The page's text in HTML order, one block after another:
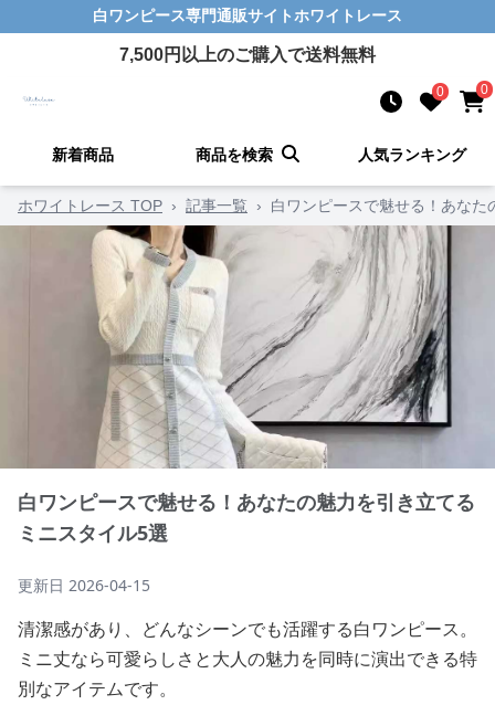
白ワンピース専門通販サイトホワイトレース
7,500円以上のご購入で送料無料
0 0
新着商品 商品を検索 人気ランキング
ホワイトレース TOP › 記事一覧 › 白ワンピースで魅せる！あな
白ワンピースで魅せる！あなたの魅力を引き立てる
ミニスタイル5選
更新日 2026-04-15
清潔感があり、どんなシーンでも活躍する白ワンピース。
ミニ丈なら可愛らしさと大人の魅力を同時に演出できる特
別なアイテムです。